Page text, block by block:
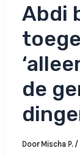
Abdi
de
Door Mischa P. /